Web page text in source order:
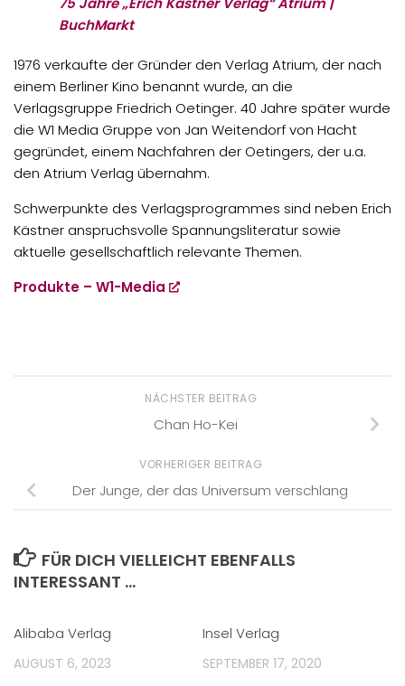
BuchMarkt
1976 verkaufte der Gründer den Verlag Atrium, der nach
einem Berliner Kino benannt wurde, an die
Verlagsgruppe Friedrich Oetinger. 40 Jahre später wurde
die W1 Media Gruppe von Jan Weitendorf von Hacht
gegründet, einem Nachfahren der Oetingers, der u.a.
den Atrium Verlag übernahm.
Schwerpunkte des Verlagsprogrammes sind neben Erich
Kästner anspruchsvolle Spannungsliteratur sowie
aktuelle gesellschaftlich relevante Themen.
Produkte – W1-Media
NÄCHSTER BEITRAG
Chan Ho-Kei
VORHERIGER BEITRAG
Der Junge, der das Universum verschlang
FÜR DICH VIELLEICHT EBENFALLS
INTERESSANT …
Alibaba Verlag
AUGUST 6, 2023
Insel Verlag
SEPTEMBER 17, 2020